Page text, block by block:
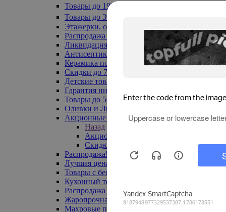
Товары до 199₽
Товары до 399₽
Этажерки, обувницы
Распродажа текстиля до -50%
Ликвидация до -70%
Антисептики
Керамика по 129 руб
Скидки до 70%
Детские товары
Гарантия низкой цены
Товары до 500 руб
Оливки и Лимоны
Акционные товары
Назад
Акционные товары
Скидка 20% по промокоду
Распродажа! Ульяновск до -70%
Лучшая цена
Товары с бесплатной доставкой
Кухонный текстиль
Распродажа до -50%
Жаропрочная посуда
Махровые полотенца